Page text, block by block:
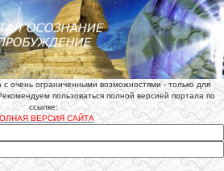
очень ограниченными возможностями - только для
пользоваться полной версией портала по
ссылке:
ВЕРСИЯ САЙТА